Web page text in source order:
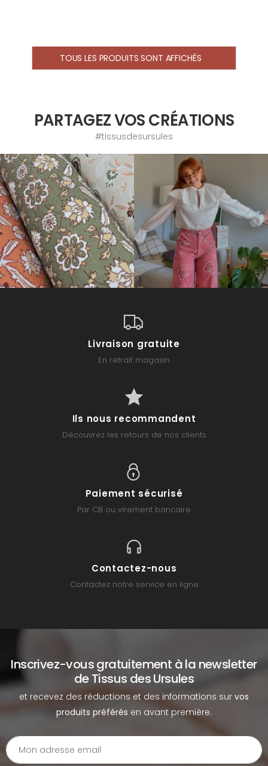
TOUS LES PRODUITS SONT AFFICHÉS
PARTAGEZ VOS CRÉATIONS
#tissusdesursules
Livraison gratuite
En retrait magasin
Ils nous recommandent
Découvrez les retours de nos clients
Paiement sécurisé
Par CB ou virement bancaire
Contactez-nous
Contactez notre service en ligne
Inscrivez-vous gratuitement à la newsletter
de Tissus des Ursules
et recevez des réductions et des informations sur vos
produits préférés en avant première.